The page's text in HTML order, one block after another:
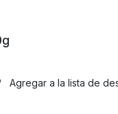
Agregar a la lista de